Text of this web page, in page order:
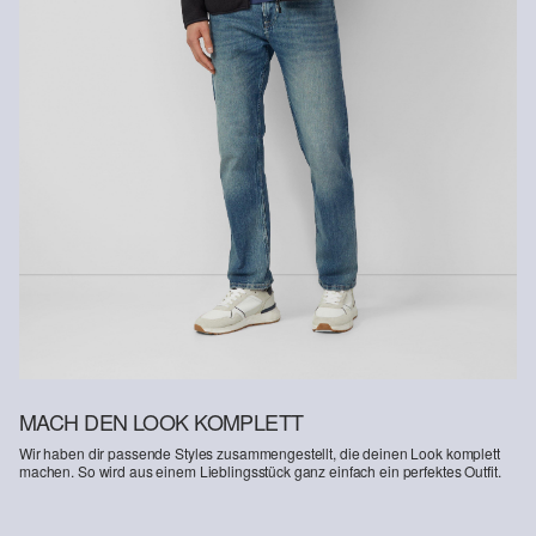
Gastkunden können ihre Artikel innerhalb von 14 Tagen nach
Erhalt der Ware an uns zurückschicken. Fashion Card und VIP
Kunden haben nach Erhalt der Ware 30 Tage Zeit, um ihre Artikel
Weitere Informationen sind unserer „ Hilfe & FAQ
HIER online anmelden.
MACH DEN LOOK KOMPLETT
Wir haben dir passende Styles zusammengestellt, die deinen Look komplett
machen. So wird aus einem Lieblingsstück ganz einfach ein perfektes Outfit.